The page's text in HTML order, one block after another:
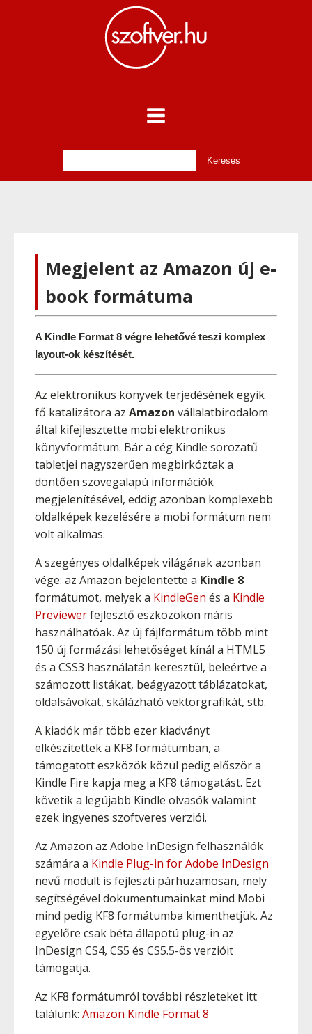
Megjelent az Amazon új e-
book formátuma
A Kindle Format 8 végre lehetővé teszi komplex
layout-ok készítését.
Az elektronikus könyvek terjedésének egyik
fő katalizátora az Amazon vállalatbirodalom
által kifejlesztette mobi elektronikus
könyvformátum. Bár a cég Kindle sorozatű
tabletjei nagyszerűen megbirkóztak a
döntően szövegalapú információk
megjelenítésével, eddig azonban komplexebb
oldalképek kezelésére a mobi formátum nem
volt alkalmas.
A szegényes oldalképek világának azonban
vége: az Amazon bejelentette a Kindle 8
formátumot, melyek a KindleGen és a Kindle
Previewerfejlesztő eszközökön máris
használhatóak. Az új fájlformátum több mint
150 új formázási lehetőséget kínál a HTML5
és a CSS3 használatán keresztül, beleértve a
számozott listákat, beágyazott táblázatokat,
oldalsávokat, skálázható vektorgrafikát, stb.
A kiadók már több ezer kiadványt
elkészítettek a KF8 formátumban, a
támogatott eszközök közül pedig először a
Kindle Fire kapja meg a KF8 támogatást. Ezt
követik a legújabb Kindle olvasók valamint
ezek ingyenes szoftveres verziói.
Az Amazon az Adobe InDesign felhasználók
számára a Kindle Plug-in for Adobe InDesign
nevű modult is fejleszti párhuzamosan, mely
segítségével dokumentumainkat mind Mobi
mind pedig KF8 formátumba kimenthetjük. Az
egyelőre csak béta állapotú plug-in az
InDesign CS4, CS5 és CS5.5-ös verzióit
támogatja.
Az KF8 formátumról további részleteket itt
találunk: Amazon Kindle Format 8